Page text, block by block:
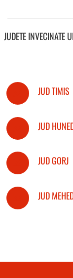
JUDETE INVECINATE
JUD TIMIS
JUD
JUD GORJ
JUD